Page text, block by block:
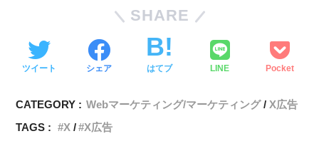
SHARE
ツイート シェア はてブ LINE Pocket
CATEGORY : Webマーケティング/マーケティング
X広告
TAGS :
X X広告